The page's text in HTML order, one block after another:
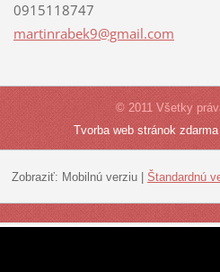
0915118747
martinrabek9@gmail.com
© 2011 Všetky
Tvorba web stránok zdarma
Zobraziť: Mobilnú verziu| Štandardnú